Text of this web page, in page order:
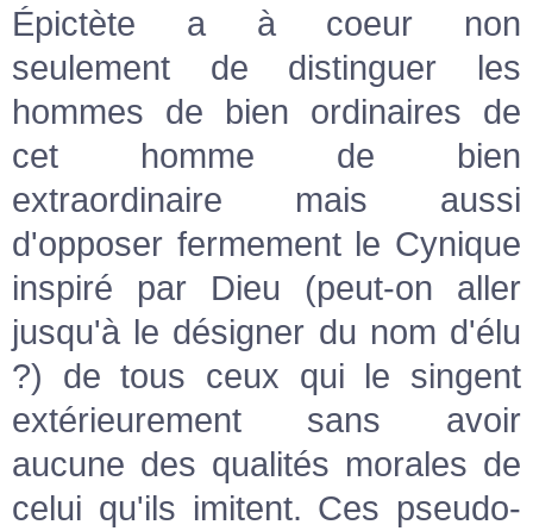
Épictète a à coeur non
seulement de distinguer les
hommes de bien ordinaires de
cet homme de bien
extraordinaire mais aussi
d'opposer fermement le Cynique
inspiré par Dieu (peut-on aller
jusqu'à le désigner du nom d'élu
?) de tous ceux qui le singent
extérieurement sans avoir
aucune des qualités morales de
celui qu'ils imitent. Ces pseudo-